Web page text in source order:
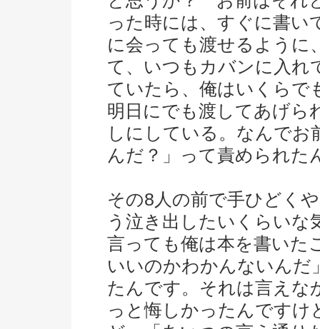
った時には、すぐに書い
に会っても渡せるように
て、いつもカバンに入れ
ていたら、俺はいくらで
明日にでも渡してあげら
しにしている。なんで
んだ？」って責められた
その8人の前で手ひどく
う泣き出したいくらいな
言っても俺は本を書いた
いいのかわかんないんだ
たんです。それは言えな
っと悔しかったんですけ